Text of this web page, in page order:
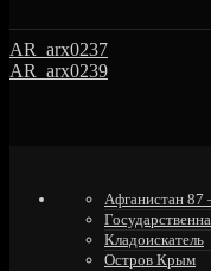
AR_arx0237
AR_arx0239
Афганистан 87
Кладоискатель
Остров Крым